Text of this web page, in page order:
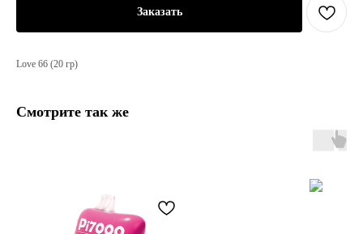
Заказать
Love 66 (20 гр)
Смотрите так же